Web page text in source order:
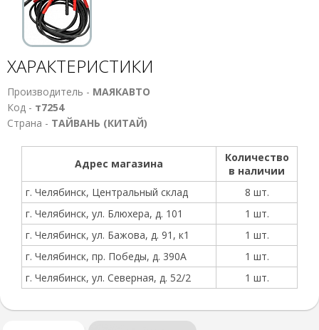
ХАРАКТЕРИСТИКИ
Производитель - МАЯКАВТО
Код - т7254
Страна - ТАЙВАНЬ (КИТАЙ)
Адрес магазина
Количество
в наличии
г. Челябинск, Центральный склад
8 шт.
г. Челябинск, ул. Блюхера, д. 101
1 шт.
г. Челябинск, ул. Бажова, д. 91, к1
1 шт.
г. Челябинск, пр. Победы, д. 390А
1 шт.
г. Челябинск, ул. Северная, д. 52/2
1 шт.